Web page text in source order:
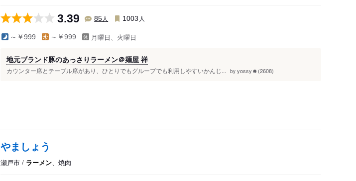
3.39 85人 1003 人
～￥999 ～￥999 月曜日、火曜日
地元ブランド豚のあっさりラーメン＠麺屋 祥
カウンター席とテーブル席があり、ひとりでもグループでも利用しやすいかんじ... by yossy☻(2608)
やましょう
瀬戸市 / ラーメン、焼肉